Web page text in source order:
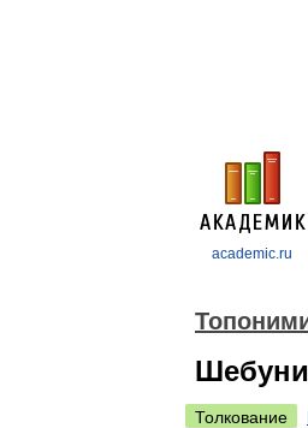
academic.ru
Толкование